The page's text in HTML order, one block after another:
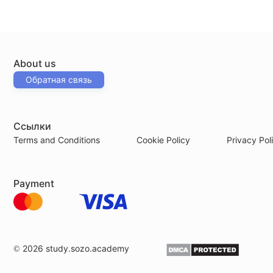
About us
Обратная связь
Ссылки
Terms and Conditions Cookie Policy Privacy
Payment
© 2026 study.sozo.academy